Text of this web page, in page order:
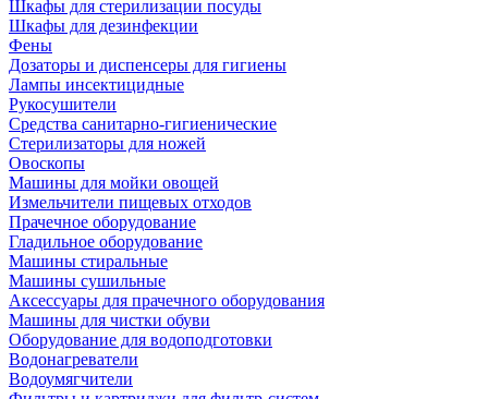
Шкафы для стерилизации посуды
Шкафы для дезинфекции
Фены
Дозаторы и диспенсеры для гигиены
Лампы инсектицидные
Рукосушители
Средства санитарно-гигиенические
Стерилизаторы для ножей
Овоскопы
Машины для мойки овощей
Измельчители пищевых отходов
Прачечное оборудование
Гладильное оборудование
Машины стиральные
Машины сушильные
Аксессуары для прачечного оборудования
Машины для чистки обуви
Оборудование для водоподготовки
Водонагреватели
Водоумягчители